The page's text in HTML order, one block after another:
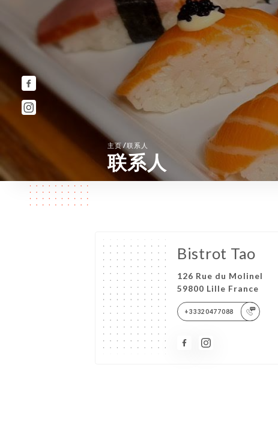
主页/联系人
联系人
Bistrot Tao
126 Rue du Molinel
59800 Lille France
+33320477088